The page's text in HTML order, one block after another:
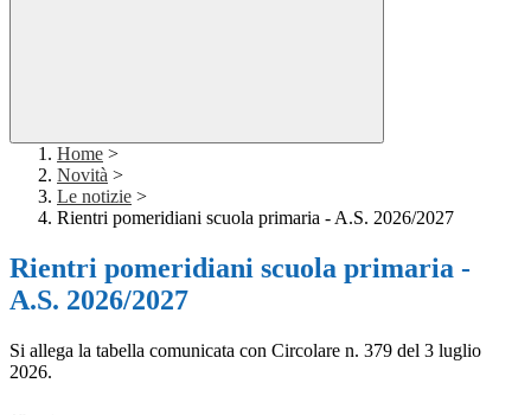
Home >
Novità >
Le notizie >
Rientri pomeridiani scuola primaria - A.S. 2026/2027
Rientri pomeridiani scuola primaria -
A.S. 2026/2027
Si allega la tabella comunicata con Circolare n. 379 del 3 luglio
2026.